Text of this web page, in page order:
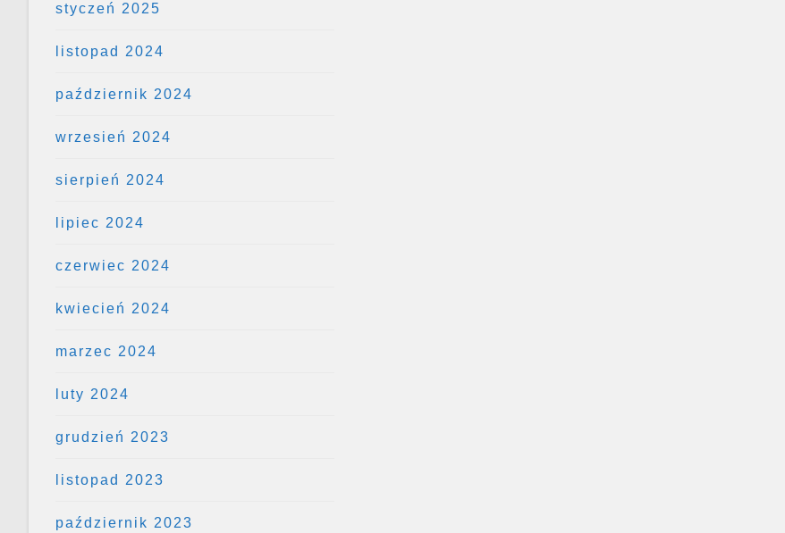
styczeń 2025
listopad 2024
październik 2024
wrzesień 2024
sierpień 2024
lipiec 2024
czerwiec 2024
kwiecień 2024
marzec 2024
luty 2024
grudzień 2023
listopad 2023
październik 2023